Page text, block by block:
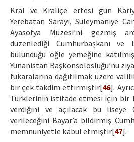
Kral ve Kraliçe ertesi gün
Yerebatan Sarayı, Süleymaniye
Ayasofya Müzesi’ni gezmiş
düzenlediği Cumhurbaşkanı ve
bulunduğu öğle yemeğine
Yunanistan Başkonsolosluğu’nu
fukaralarına dağıtılmak üzere
bir çek takdim ettirmiştir[46].
Türklerinin istifade etmesi için bir
verdiğini ve açılacak bu liseye
verileceğini Bayar’a bildirmiş
memnuniyetle kabul etmiştir[47].